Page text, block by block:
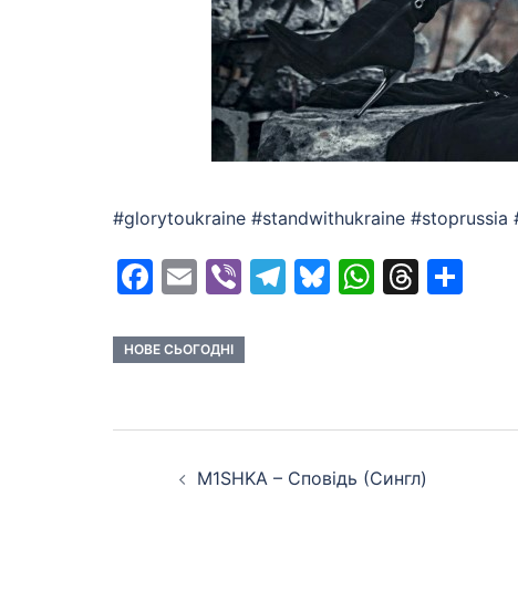
#glorytoukraine #standwithukraine #stoprussia
Facebook
EmailViberTelegram
Bluesky
НОВЕ СЬОГОДНІ
navigation
M1SHKA – Сповідь (Сингл)